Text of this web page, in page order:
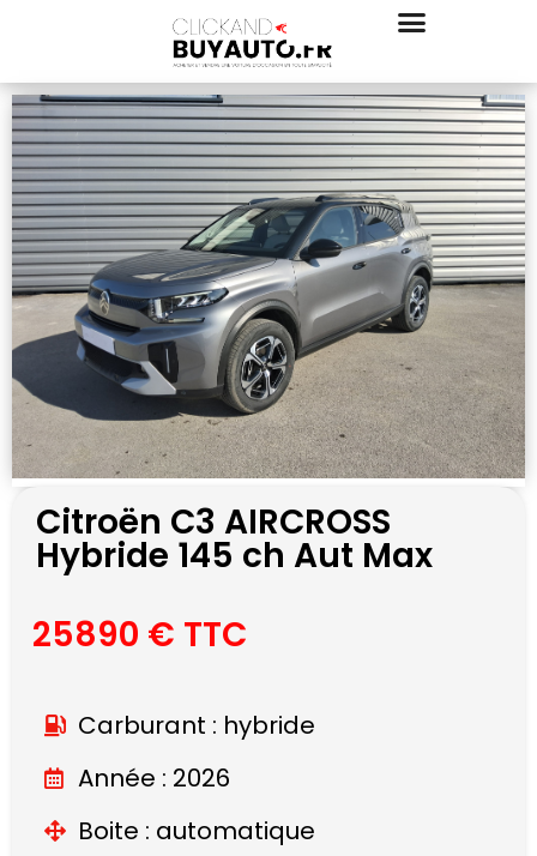
Citroën C3 AIRCROSS
Hybride 145 ch Aut Max
25890 € TTC
Carburant : hybride
Année : 2026
Boite : automatique